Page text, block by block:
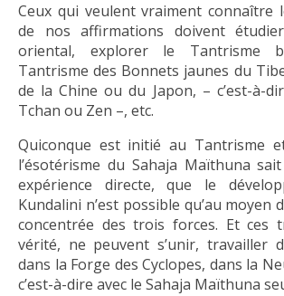
Ceux qui veulent vraiment connaître
de nos affirmations doivent
oriental, explorer le Tantrisme
Tantrisme des Bonnets jaunes du
de la Chine ou du Japon, – c’est-à-
Tchan ou Zen –, etc.
Quiconque est initié au Tantrisme
l’ésotérisme du Sahaja Maïthuna
expérience directe, que le
Kundalini n’est possible qu’au moyen
concentrée des trois forces. Et ces
vérité, ne peuvent s’unir, travailler
dans la Forge des Cyclopes, dans la
c’est-à-dire avec le Sahaja Maïthuna